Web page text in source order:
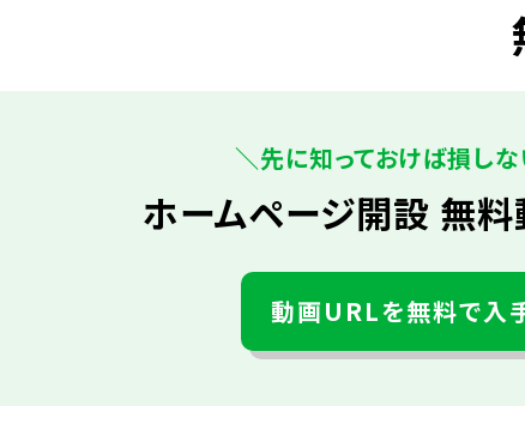
＼先に知っておけば損し
ホームページ開設 無
動画URLを無料で入